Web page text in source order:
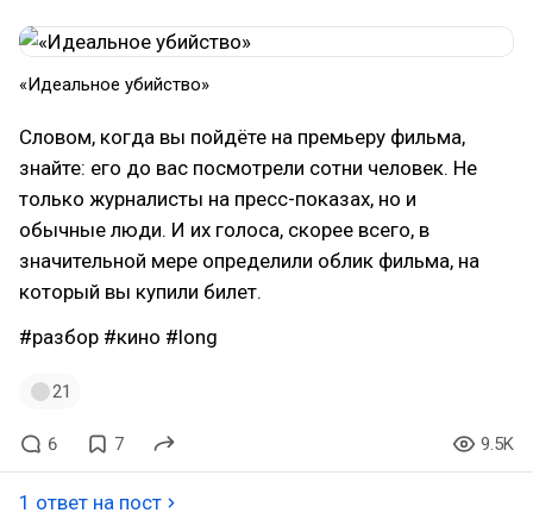
«Идеальное убийство»
Словом, когда вы пойдёте на премьеру фильма,
знайте: его до вас посмотрели сотни человек. Не
только журналисты на пресс-показах, но и
обычные люди. И их голоса, скорее всего, в
значительной мере определили облик фильма, на
который вы купили билет.
#разбор #кино #long
21
6 7 9.5K
1 ответ на пост